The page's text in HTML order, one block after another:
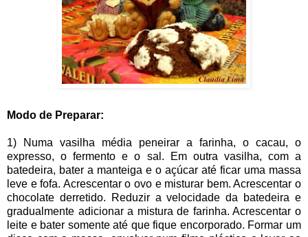
Modo de Preparar:
1) Numa vasilha média peneirar a farinha, o cacau, o
expresso, o fermento e o sal. Em outra vasilha, com a
batedeira, bater a manteiga e o açúcar até ficar uma massa
leve e fofa. Acrescentar o ovo e misturar bem. Acrescentar o
chocolate derretido. Reduzir a velocidade da batedeira e
gradualmente adicionar a mistura de farinha. Acrescentar o
leite e bater somente até que fique encorporado. Formar um